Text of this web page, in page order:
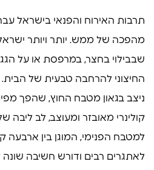
תרבות האירוח והפנאי בישראל
מהפכה של ממש. יותר ויותר
שבבילוי בחצר, במרפסת או על
החיצוני להרחבה טבעית של
ניצב בגאון מטבח החוץ, שהפך
קולינרי מאובזר ומעוצב, לב ליבה
למטבח הפנימי, המוגן בין ארבעה
לאתגרים רבים ודורש חשיבה שונה